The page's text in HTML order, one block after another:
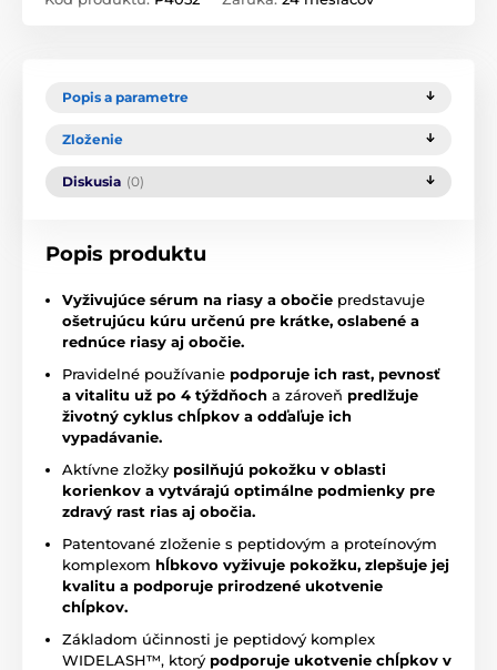
Popis a parametre
Zloženie
Diskusia (0)
Popis produktu
Vyživujúce sérum na riasy a obočie predstavuje
ošetrujúcu kúru určenú pre krátke, oslabené a
rednúce riasy aj obočie.
Pravidelné používanie podporuje ich rast, pevnosť
a vitalitu už po 4 týždňoch a zároveň predlžuje
životný cyklus chĺpkov a odďaľuje ich
vypadávanie.
Aktívne zložky posilňujú pokožku v oblasti
korienkov a vytvárajú optimálne podmienky pre
zdravý rast rias aj obočia.
Patentované zloženie s peptidovým a proteínovým
komplexom hĺbkovo vyživuje pokožku, zlepšuje jej
kvalitu a podporuje prirodzené ukotvenie
chĺpkov.
Základom účinnosti je peptidový komplex
WIDELASH™, ktorý podporuje ukotvenie chĺpkov v